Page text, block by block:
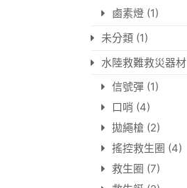
鹵素燈 (1)
未分類 (1)
水陸救難救災器材
信號彈 (1)
口哨 (4)
拋繩槍 (2)
搖控救生圈 (4)
救生圈 (7)